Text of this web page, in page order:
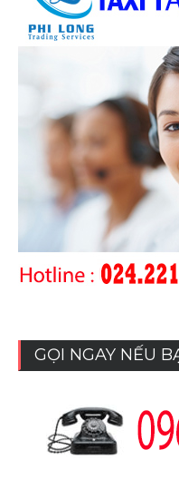
GỌI NGAY NẾU